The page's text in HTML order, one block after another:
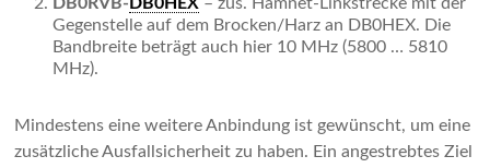
Gegenstelle auf dem Brocken/Harz an DB0HEX. Die
Bandbreite beträgt auch hier 10 MHz (5800 … 5810
MHz).
Mindestens eine weitere Anbindung ist gewünscht, um eine
zusätzliche Ausfallsicherheit zu haben. Ein angestrebtes Ziel